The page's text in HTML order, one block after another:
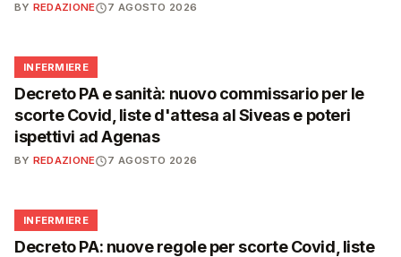
BY REDAZIONE 7 AGOSTO 2026
🩺
INFERMIERE
Decreto PA e sanità: nuovo commissario per le
scorte Covid, liste d'attesa al Siveas e poteri
ispettivi ad Agenas
BY REDAZIONE 7 AGOSTO 2026
🩺
INFERMIERE
Decreto PA: nuove regole per scorte Covid, liste